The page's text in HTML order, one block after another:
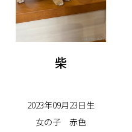
柴
2023年09月23日生
女の子
赤色